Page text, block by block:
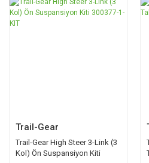
Trail-Gear
Trail-Gear High Steer 3-Link (3
Kol) Ön Suspansiyon Kiti